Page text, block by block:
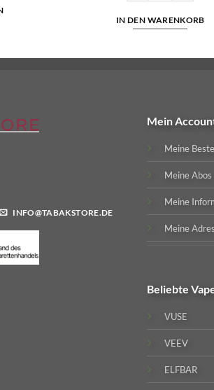
IN DEN WARENKORB
INFO@TABAKSTORE.DE
Mein
Meine
Meine Abos
Meine
Meine
Beliebte
VUSE
VEEV
ELFBAR